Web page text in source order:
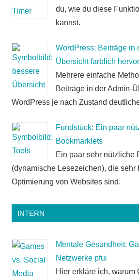
du, wie du diese
kannst.
WordPress: Beiträge in
Übersicht farblich
Mehrere einfache
Beiträge in der Admin-
WordPress je nach Zustand
Fundstück: Ein paar
Bookmarklets
Ein paar sehr nützliche
(dynamische Lesezeichen), die sehr
Optimierung von Websites sind.
INTERN
Mentale Gesundheit:
Netzwerke pfui
Hier erkläre ich, warum